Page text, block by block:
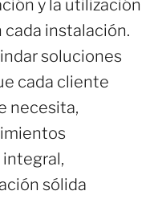
y la utilización
instalación.
soluciones
cada cliente
necesita,
sólida